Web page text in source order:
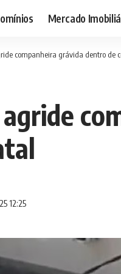
Mercado
companheira grávida dentro de
12:25